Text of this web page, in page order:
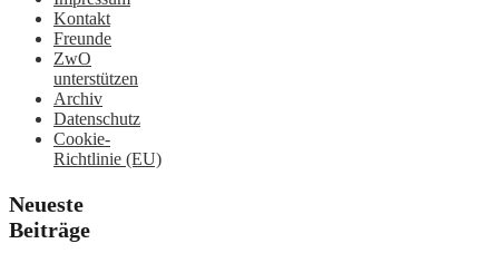
Kontakt
Freunde
ZwO
unterstützen
Archiv
Datenschutz
Cookie-
Richtlinie (EU)
Neueste
Beiträge